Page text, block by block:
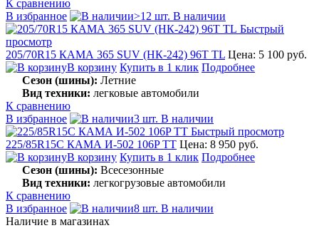
К сравнению
В избранное
>12 шт. В наличии
Быстрый
просмотр
205/70R15 КАМА 365 SUV (НК-242) 96T TL Цена: 5 100 руб.
В корзину Купить в 1 клик Подробнее
Сезон (шины): Летние
Вид техники: легковые автомобили
К сравнению
В избранное
3 шт. В наличии
Быстрый просмотр
225/85R15C КАМА И-502 106P TT Цена: 8 950 руб.
В корзину Купить в 1 клик Подробнее
Сезон (шины): Всесезонные
Вид техники: легкогрузовые автомобили
К сравнению
В избранное
8 шт. В наличии
Наличие в магазинах